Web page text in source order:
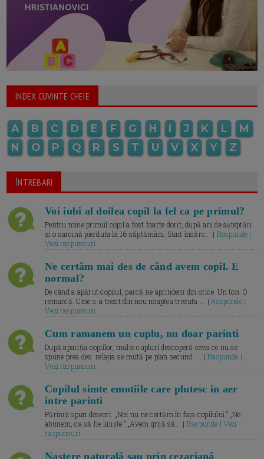
INDEX CUVINTE CHEIE
A B C D E F G H I J K L
M
N
O P Q R S T U V X Y Z
ÎNTREBARI
Voi iubi al doilea copil la fel ca pe primul?
Pentru mine primul copil a fost foarte dorit, după ani de așteptări
și o sarcină pierduta la 16 săptămâni. Sunt însărc... | Raspunde |
Vezi raspunsuri
Ne certăm mai des de când avem copil. E
normal?
De când a apărut copilul, parcă ne aprindem din orice. Un ton. O
remarcă. Cine s-a trezit din nou noaptea trecuta.... |Raspunde |
Vezi raspunsuri
Cum ramanem un cuplu, nu doar parinti
După apariția copiilor, multe cupluri descoperă ceva ce nu se
spune prea des: relația se mută pe plan secund. ... |Raspunde |
Vezi raspunsuri
Copilul simte emotiile care plutesc in aer
intre parinti
Părinții spun deseori: „Noi nu ne certăm în fața copilului.” „Ne
abținem, ca să fie liniște.” „Avem grijă să... | Raspunde | Vezi
raspunsuri
Naștere naturală sau prin cezariană